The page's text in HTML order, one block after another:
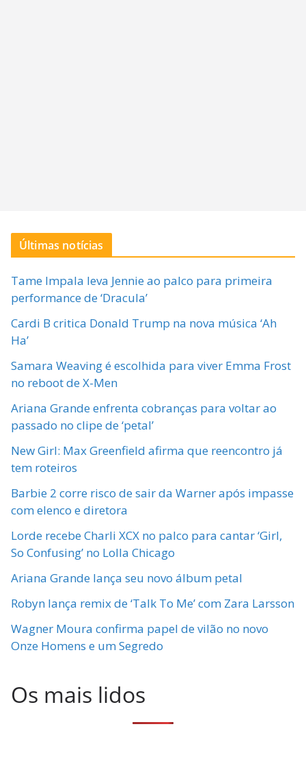
Últimas notícias
Tame Impala leva Jennie ao palco para primeira
performance de ‘Dracula’
Cardi B critica Donald Trump na nova música ‘Ah
Ha’
Samara Weaving é escolhida para viver Emma Frost
no reboot de X-Men
Ariana Grande enfrenta cobranças para voltar ao
passado no clipe de ‘petal’
New Girl: Max Greenfield afirma que reencontro já
tem roteiros
Barbie 2 corre risco de sair da Warner após impasse
com elenco e diretora
Lorde recebe Charli XCX no palco para cantar ‘Girl,
So Confusing’ no Lolla Chicago
Ariana Grande lança seu novo álbum petal
Robyn lança remix de ‘Talk To Me’ com Zara Larsson
Wagner Moura confirma papel de vilão no novo
Onze Homens e um Segredo
Os mais lidos